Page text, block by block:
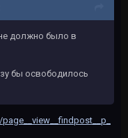
должно было в
бы освободилось